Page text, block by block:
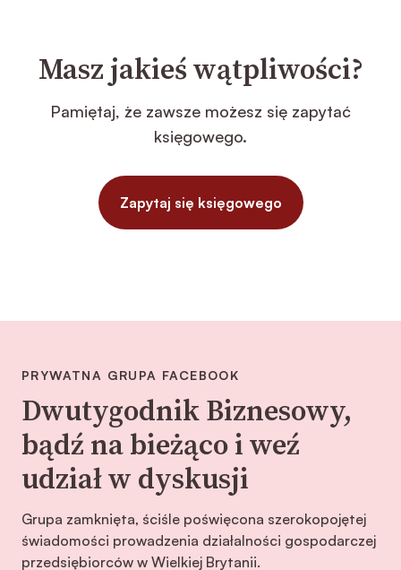
Masz jakieś wątpliwości?
Pamiętaj, że zawsze możesz się zapytać
księgowego.
Zapytaj się księgowego
PRYWATNA GRUPA FACEBOOK
Dwutygodnik Biznesowy,
bądź na bieżąco i weź
udział w dyskusji
Grupa zamknięta, ściśle poświęcona szerokopojętej
świadomości prowadzenia działalności gospodarczej
przedsiębiorców w Wielkiej Brytanii.